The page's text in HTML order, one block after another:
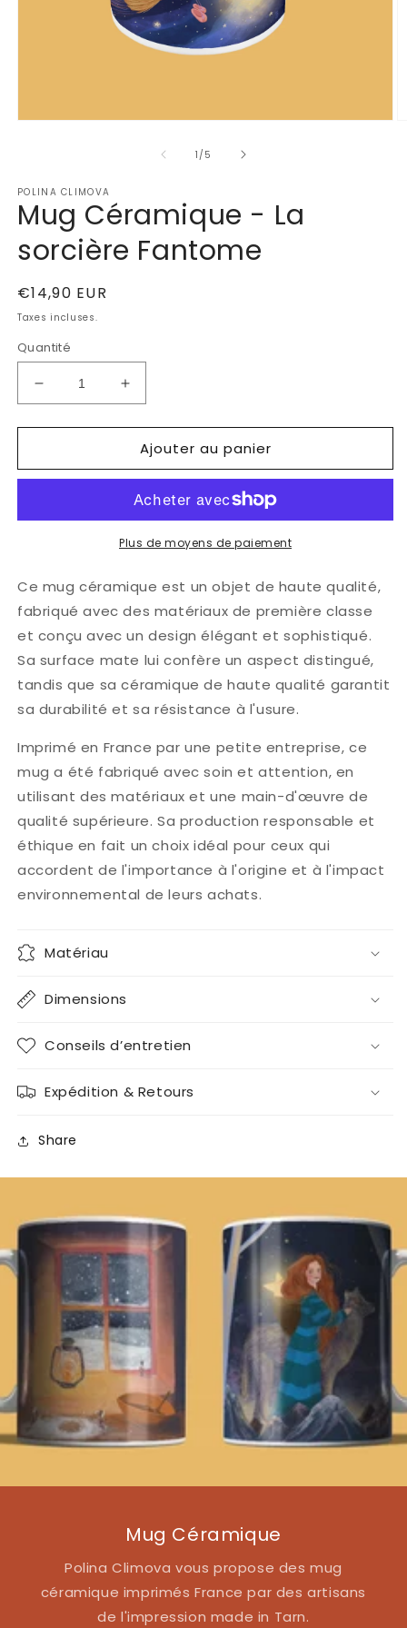
une
fenêtre
modale
1 /de
5
POLINA CLIMOVA
Mug Céramique - La
sorcière Fantome
Prix
habituel
€14,90 EUR
Taxes incluses.
Quantité
Réduire
la
quantité
Mug
La
Augmenter
la
quantité
de
Mug
La
sorcière
Ajouter au panier
Plus de moyens de paiement
Ce mug céramique est un objet de haute qualité,
fabriqué avec des matériaux de première classe
et conçu avec un design élégant et sophistiqué.
Sa surface mate lui confère un aspect distingué,
tandis que sa céramique de haute qualité garantit
sa durabilité et sa résistance à l'usure.
Imprimé en France par une petite entreprise, ce
mug a été fabriqué avec soin et attention, en
utilisant des matériaux et une main-d'œuvre de
qualité supérieure. Sa production responsable et
éthique en fait un choix idéal pour ceux qui
accordent de l'importance à l'origine et à l'impact
environnemental de leurs achats.
Matériau
Dimensions
Conseils d’entretien
Expédition & Retours
Share
Mug Céramique
Polina Climova vous propose des mug
céramique imprimés France par des artisans
de l'impression made in Tarn.